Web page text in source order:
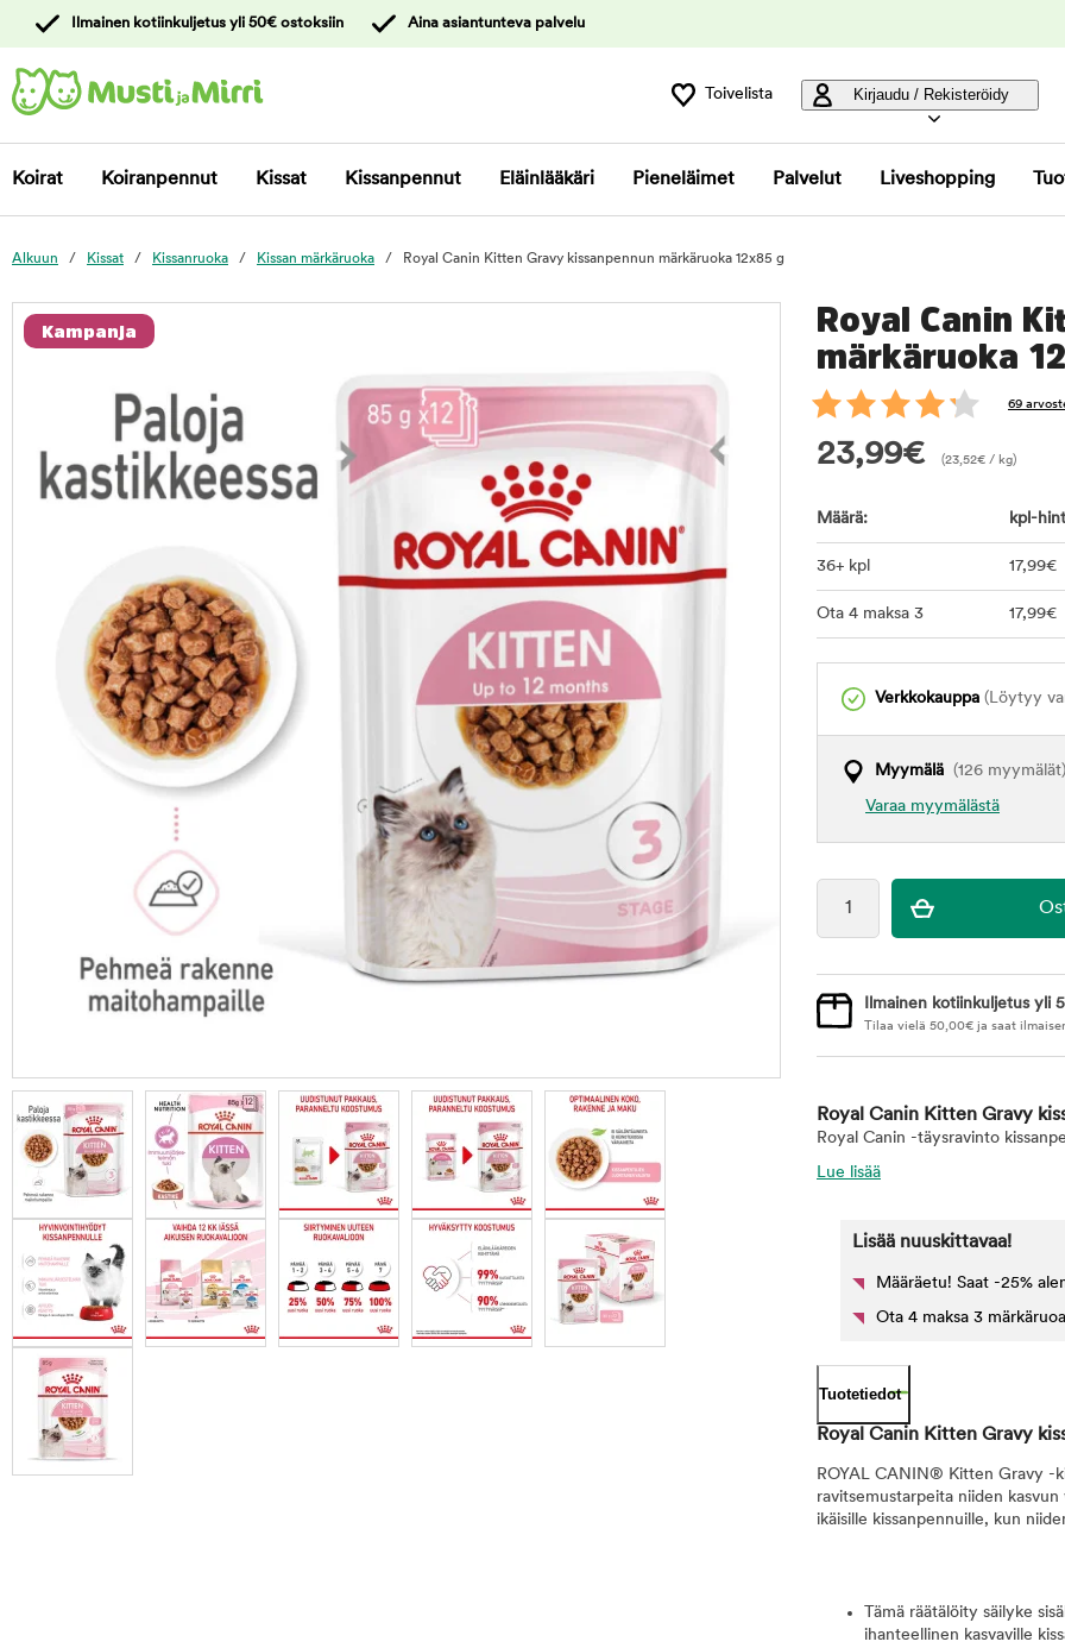
asiakaspalveluun
Ilmainen kotiinkuljetus yli 50€ ostoksiin Aina asiantunteva palvelu
Toivelista Kirjaudu / Rekisteröidy
Koirat Koiranpennut Kissat Kissanpennut Eläinlääkäri Pieneläimet Palvelut Liveshopping
Alkuun Kissat Kissanruoka Kissan märkäruoka Royal Canin Kitten Gravy kissanpennun märkäruoka 12x85 g
Royal Canin
märkäruoka
69
Kampanja
23,99€ (23,52€ / kg)
Määrä: kpl-
36+ kpl 17,99€
Ota 4 maksa 3 17,99€
Verkkokauppa (Löytyy
Myymälä (126 myymälät)
Varaa myymälästä
foo
Ilmainen kotiinkuljetus yli
Tilaa vielä 50,00€ ja saat
Royal Canin Kitten Gravy
Royal Canin -täysravinto
Lue lisää
Lisää nuuskittavaa!
Määräetu! Saat -25%
Ota 4 maksa 3
Tuotetiedot
Royal Canin Kitten Gravy
ROYAL CANIN® Kitten Gravy -
ravitsemustarpeita niiden
ikäisille kissanpennuille, kun
Tämä räätälöity säilyke
ihanteellinen kasvaville